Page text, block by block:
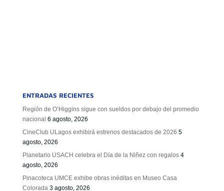
ENTRADAS RECIENTES
Región de O’Higgins sigue con sueldos por debajo del promedio
nacional 6 agosto, 2026
CineClub ULagos exhibirá estrenos destacados de 2026 5
agosto, 2026
Planetario USACH celebra el Día de la Niñez con regalos 4
agosto, 2026
Pinacoteca UMCE exhibe obras inéditas en Museo Casa
Colorada 3 agosto, 2026